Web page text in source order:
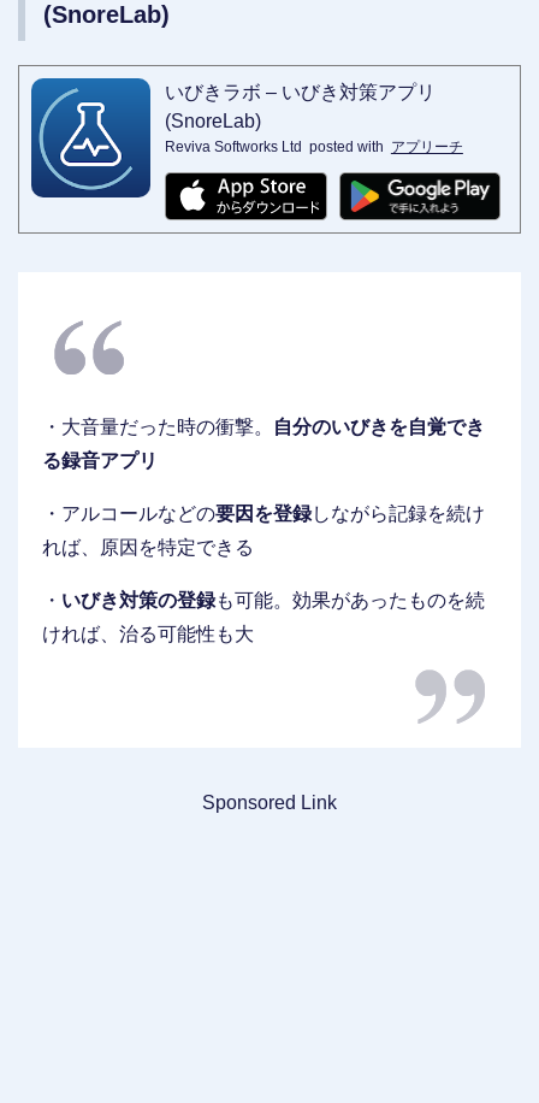
(SnoreLab)
いびきラボ – いびき対策アプリ
(SnoreLab)
Reviva Softworks Ltd posted with アプリーチ
・大音量だった時の衝撃。
自分のいびきを自覚でき
る録音アプリ
・アルコールなどの要因を登録しながら記録を続け
れば、原因を特定できる
・ いびき対策の登録も可能。効果があったものを続
ければ、治る可能性も大
Sponsored Link